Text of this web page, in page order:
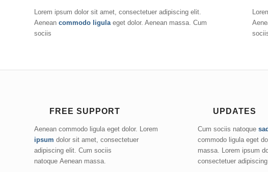
Lorem ipsum dolor sit amet, consectetuer adipiscing elit.
Aenean commodo ligulaeget dolor. Aenean massa. Cum
sociis
FREE SUPPORT
Aenean commodo ligula eget dolor. Lorem
ipsum dolor sit amet, consectetuer
adipiscing elit. Cum sociis
natoque Aenean massa.
UPDATES
Cum sociis natoque
commodo ligula eget
massa. Lorem ipsum
consectetuer